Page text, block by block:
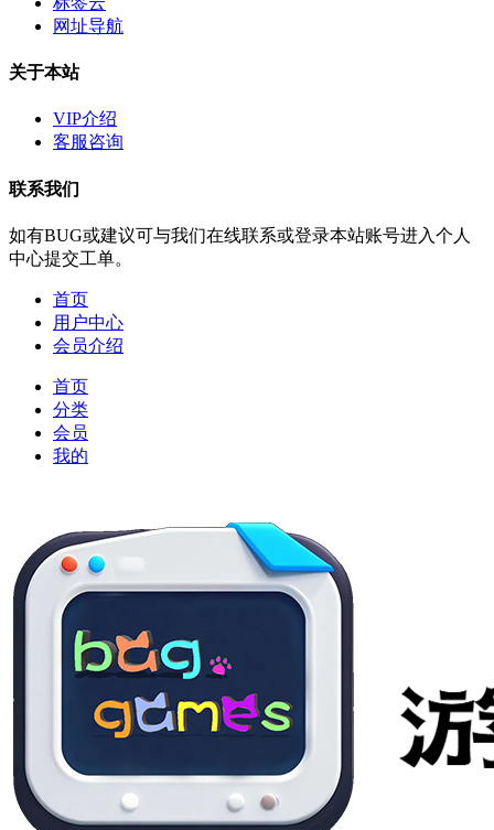
网址导航
关于本站
VIP介绍
客服咨询
联系我们
如有BUG或建议可与我们在线联系或登录本站账号进入个人
中心提交工单。
首页
用户中心
会员介绍
首页
分类
会员
我的